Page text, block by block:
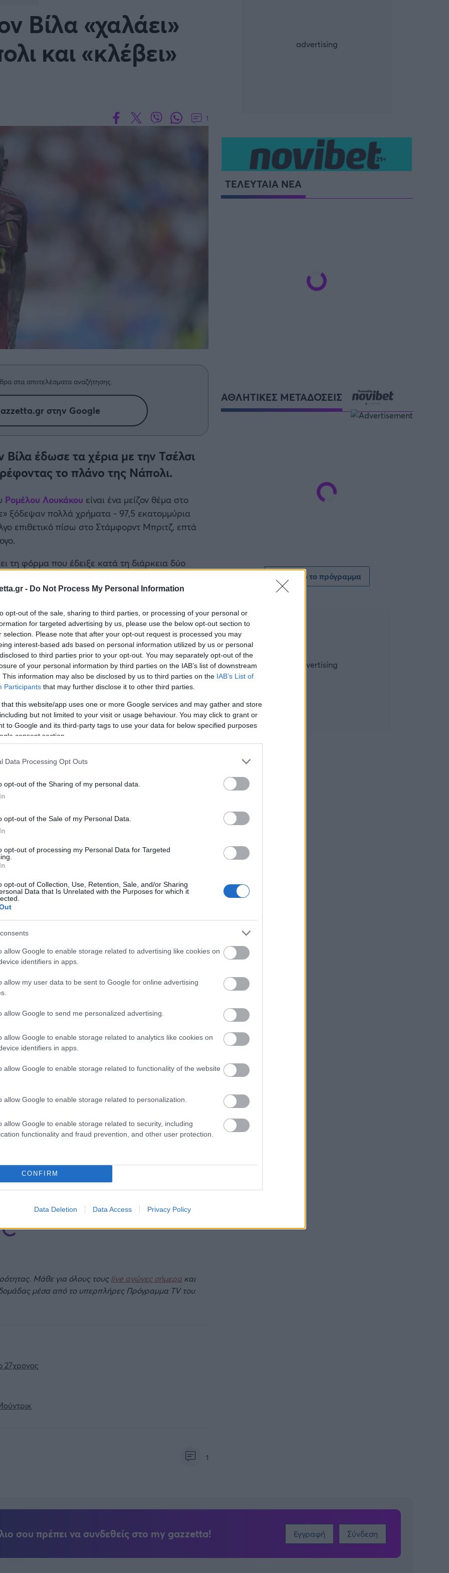
- Do Not Process My Personal Information
opt-out of the sale, sharing to third parties, or processing of your personal or
for targeted advertising by us, please use the below opt-out section to
selection. Please note that after your opt-out request is processed you may
interest-based ads based on personal information utilized by us or personal
to third parties prior to your opt-out. You may separately opt-out of the
of your personal information by third parties on the IAB’s list of downstream
This information may also be disclosed by us to third parties on the IAB’s List of
Participants that may further disclose it to other third parties.
that this website/app uses one or more Google services and may gather and store
but not limited to your visit or usage behaviour. You may click to grant or
to Google and its third-party tags to use your data for below specified purposes
consent section.
Data Processing Opt Outs
opt-out of the Sharing of my personal data.
opt-out of the Sale of my Personal Data.
opt-out of processing my Personal Data for Targeted
opt-out of Collection, Use, Retention, Sale, and/or Sharing
Data that Is Unrelated with the Purposes for which it
allow Google to enable storage related to advertising like cookies on
identifiers in apps.
allow my user data to be sent to Google for online advertising
allow Google to send me personalized advertising.
allow Google to enable storage related to analytics like cookies on
identifiers in apps.
allow Google to enable storage related to functionality of the website
allow Google to enable storage related to personalization.
allow Google to enable storage related to security, including
functionality and fraud prevention, and other user protection.
CONFIRM
Data Deletion Data Access Privacy Policy
Άρση Βαρών
Μιχάλης Τσαμπάς
A Κύπελλο Ιταλίας
LIGUE 1
COPA AMERICA
Προκριματικά EURO
Φιλικά EFL CUP
CYPRUS LEAGUE BY
BETCLIC
Βίλα «χαλάει»
και «κλέβει»
1
στα αποτελέσματα αναζήτησης.
στην Google
έδωσε τα χέρια με την Τσέλσι
το πλάνο της Νάπολι.
Ρομέλου Λουκάκου είναι ένα μείζον θέμα στο
ξόδεψαν πολλά χρήματα - 97,5 εκατομμύρια
επιθετικό πίσω στο Στάμφορντ Μπριτζ, επτά
φόρμα που έδειξε κατά τη διάρκεια δύο
στο Σαν Σίρο ως δανεικός. Το 2023/2024, ο
της Μάντσεστερ Γιουνάιτεντ, Ζοζέ Μουρίνιο,
η εύρεση ενός... μνηστήρα που να μπορεί να
Αυτή την εβδομάδα η Τσέλσι είχε συνομιλίες
Serie A να φέρεται να προτιμά μια συμφωνία
με τον Αντόνιο Κόντε, υπό τον οποίο
με τηνΆστον Βίλαγια τη μεταγραφή
και να συζητήσει τους προσωπικούς
το γεγονός ότι η Βίλα του χρόνου θα αγωνίζεται
Μάθε για όλους τουςlive αγώνες σήμερα και
μέσα από το υπερπλήρες Πρόγραμμα TV του
27χρονος
1
ΤΕΛΕΥΤΑΙΑ ΝΕΑ
ΑΘΛΗΤΙΚΕΣ ΜΕΤΑΔΟΣΕΙΣ
Δείτε όλο το πρόγραμμα
σου πρέπει να συνδεθείς στο my gazzetta! Εγγραφή Σύνδεση